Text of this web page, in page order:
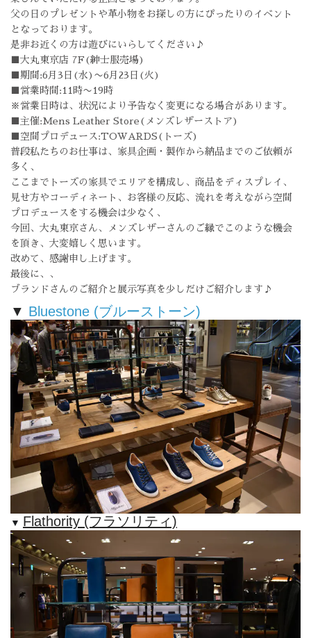
父の日のプレゼントや革小物をお探しの方にぴったりのイベント
となっております。
是非お近くの方は遊びにいらしてください♪
■大丸東京店 7F (紳士服売場)
■期間:6月3日(水)〜6月23日(火)
■営業時間:11時〜19時
※営業日時は、状況により予告なく変更になる場合があります。
■主催:Mens Leather Store(メンズレザーストア)
■空間プロデュース:TOWARDS(トーズ)
普段私たちのお仕事は、家具企画・製作から納品までのご依頼が
多く、
ここまでトーズの家具でエリアを構成し、商品をディスプレイ、
見せ方やコーディネート、お客様の反応、流れを考えながら空間
プロデュースをする機会は少なく、
今回、大丸東京さん、メンズレザーさんのご縁でこのような機会
を頂き、大変嬉しく思います。
改めて、感謝申し上げます。
最後に、、
ブランドさんのご紹介と展示写真を少しだけご紹介します♪
▼ Bluestone (ブルーストーン)
▼ Flathority (フラソリティ)